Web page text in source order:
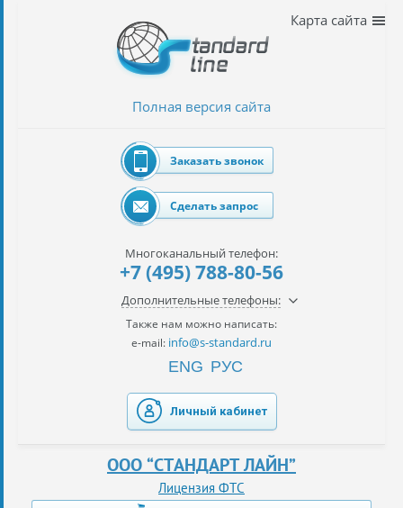
автомобилей
Полная версия сайта
Карта сайта
Заказать звонок
Сделать запрос
Многоканальный телефон:
+7 (495) 788-80-56
Дополнительные телефоны:
Также нам можно написать:
e-mail: info@s-standard.ru
ENG РУС
Личный кабинет
ООО “СТАНДАРТ ЛАЙН”
Лицензия ФТС